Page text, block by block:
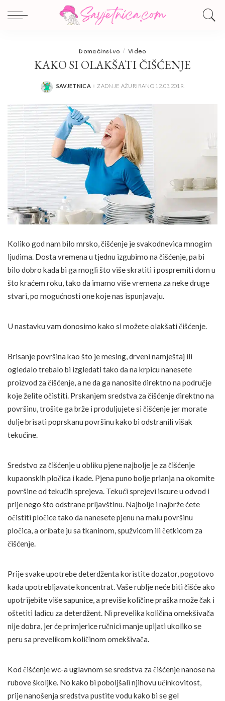
Domaćinstvo Video
KAKO SI OLAKŠATI ČIŠĆENJE
POSTED
SAVJETNICA ZADNJE AŽURIRANO 12.03.2019.
Koliko god nam bilo mrsko, čišćenje je svakodnevica mnogim
ljudima. Dosta vremena u tjednu izgubimo na čišćenje, pa bi
bilo dobro kada bi ga mogli što više skratiti i pospremiti dom u
što kraćem roku, tako da imamo više vremena za neke druge
stvari, po mogućnosti one koje nas ispunjavaju.
U nastavku vam donosimo kako si možete olakšati čišćenje.
Brisanje površina kao što je mesing, drveni namještaj ili
ogledalo trebalo bi izgledati tako da na krpicu nanesete
proizvod za čišćenje, a ne da ga nanosite direktno na područje
koje želite očistiti. Prskanjem sredstva za čišćenje direktno na
površinu, trošite ga brže i produljujete si čišćenje jer morate
dulje brisati poprskanu površinu kako bi odstranili višak
tekućine.
Sredstvo za čišćenje u obliku pjene najbolje je za čišćenje
kupaonskih pločica i kade. Pjena puno bolje prianja na okomite
površine od tekućih sprejeva. Tekući sprejevi iscure u odvod i
prije nego što odstrane prljavštinu. Najbolje i najbrže ćete
očistiti pločice tako da nanesete pjenu na malu površinu
pločica, a oribate ju sa tkaninom, spužvicom ili četkicom za
čišćenje.
Prije svake upotrebe deterdženta koristite dozator, pogotovo
kada upotrebljavate koncentrat. Vaše rublje neće biti čišće ako
upotrijebite više sapunice, a previše količine praška može čak i
oštetiti ladicu za deterdžent. Ni prevelika količina omekšivača
nije dobra, jer će primjerice ručnici manje upijati ukoliko se
peru sa prevelikom količinom omekšivača.
Kod čišćenje wc-a uglavnom se sredstva za čišćenje nanose na
rubove školjke. No kako bi poboljšali njihovu učinkovitost,
prije nanošenja sredstva pustite vodu kako bi se gel